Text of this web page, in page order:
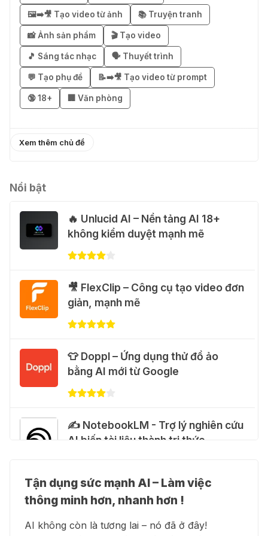
🎁 Hướng dẫn nhận Capcut Pro 1
năm miễn phí
31 Thg 07 2026
💃 Tạo video AI nhảy múa với Google
Flow Motion Control
🎁 Hướng dẫn nhận Google Plus 12
tháng miễn phí
28 Thg 07 2026
Cảnh báo: Xuất hiện script và
hướng dẫn giả mạo giúp "mở khóa"
🍎 Claude for Teachers – chương
trình miễn phí dành cho giáo viên
15 Thg 07 2026
🎁 Hướng dẫn nhận ChatGPT
12 Thg 07 2026
credit vô hạn
🖼️➡️🎥 Tạo video từ ảnh 📚 Truyện tranh
📸 Ảnh sản phẩm 🎬 Tạo video
🎵 Sáng tác nhạc 🗣️ Thuyết trình
💬 Tạo phụ đề 📝➡️🎥 Tạo video từ prompt
🔞 18+ 🏢 Văn phòng
Xem thêm chủ đề
Nổi bật
🔥 Unlucid AI – Nền tảng AI 18+
không kiểm duyệt mạnh mẽ
🎥 FlexClip – Công cụ tạo video đơn
giản, mạnh mẽ
👕 Doppl – Ứng dụng thử đồ ảo
bằng AI mới từ Google
✍️ NotebookLM - Trợ lý nghiên cứu
AI biến tài liệu thành tri thức
👗 Higgsfield AI – Biến ý tưởng
thành phim chất lượng cao
Tận dụng sức mạnh AI – Làm việc
thông minh hơn, nhanh hơn !
AI không còn là tương lai – nó đã ở đây!